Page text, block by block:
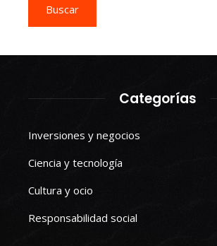
Categorías
Inversiones y negocios
Ciencia y tecnología
Cultura y ocio
Responsabilidad social